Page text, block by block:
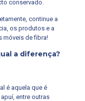
conservado.
continue a
os produtos e a
móveis de fibra!
a diferença?
é aquela que é
entre outras